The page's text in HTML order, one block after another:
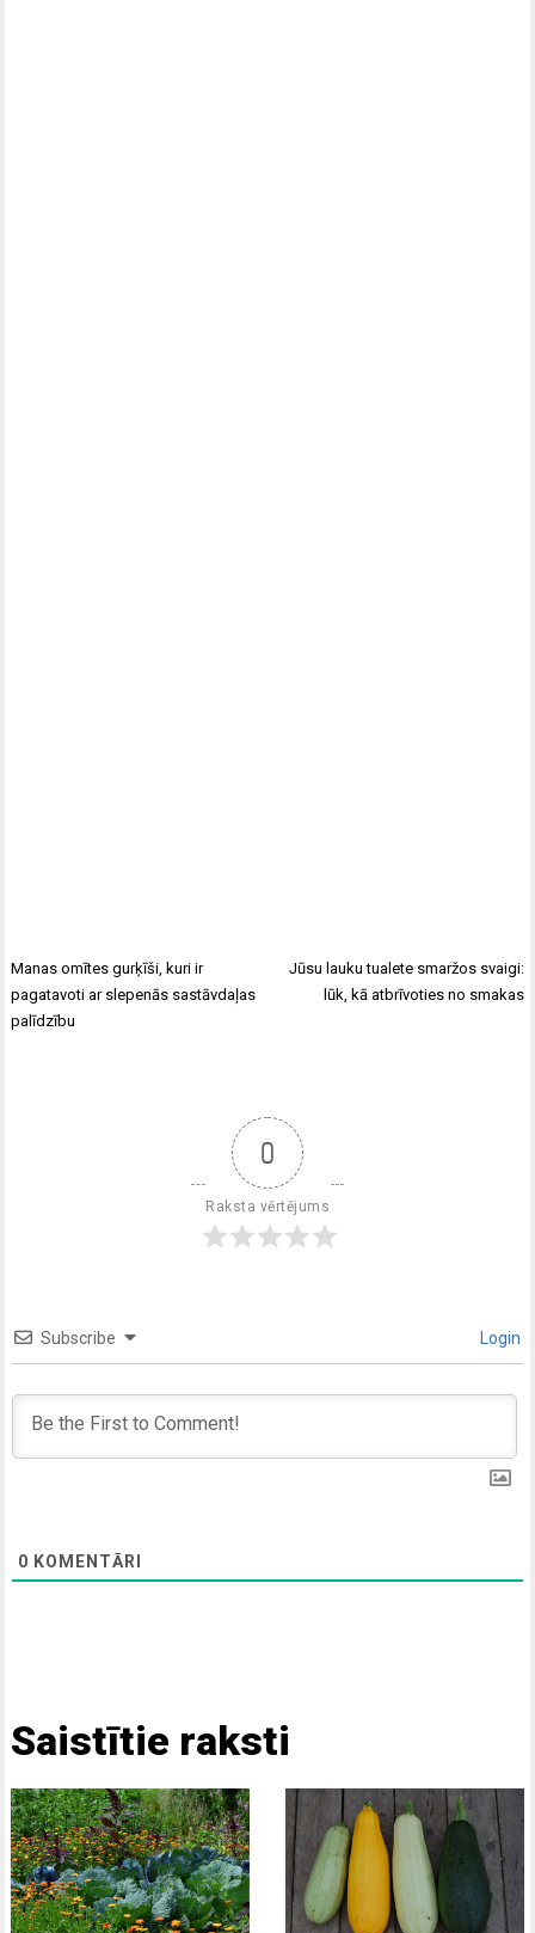
Manas omītes gurķīši, kuri ir
pagatavoti ar slepenās sastāvdaļas
palīdzību
Jūsu lauku tualete smaržos svaigi:
lūk, kā atbrīvoties no smakas
0
Raksta vērtējums
Subscribe Login
0 KOMENTĀRI
Saistītie raksti